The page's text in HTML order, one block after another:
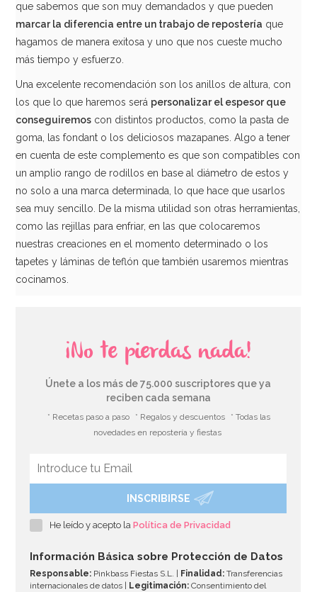
que sabemos que son muy demandados y que pueden
marcar la diferencia entre un trabajo de repostería que
hagamos de manera exitosa y uno que nos cueste mucho
más tiempo y esfuerzo.
Una excelente recomendación son los anillos de altura, con
los que lo que haremos será personalizar el espesor que
conseguiremos con distintos productos, como la pasta de
goma, las fondant o los deliciosos mazapanes. Algo a tener
en cuenta de este complemento es que son compatibles con
un amplio rango de rodillos en base al diámetro de estos y
no solo a una marca determinada, lo que hace que usarlos
sea muy sencillo. De la misma utilidad son otras herramientas,
como las rejillas para enfriar, en las que colocaremos
nuestras creaciones en el momento determinado o los
tapetes y láminas de teflón que también usaremos mientras
cocinamos.
¡No te pierdas nada!
Únete a los más de 75.000 suscriptores que ya
reciben cada semana
* Recetas paso a paso * Regalos y descuentos
* Todas las
novedades en repostería y fiestas
INSCRIBIRSE
He leído y acepto laPolítica de Privacidad
Información Básica sobre Protección de Datos
Responsable: Pinkbass Fiestas S.L. | Finalidad: Transferencias
internacionales de datos |
Legitimación: Consentimiento del